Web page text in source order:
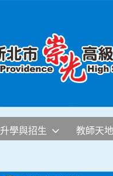
升學與招生 教師天地